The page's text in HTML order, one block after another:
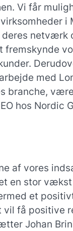
Vi får
i
netværk
fremskynde
med
branche,
hos Nordic
af vores
en stor
et
få positive
Johan